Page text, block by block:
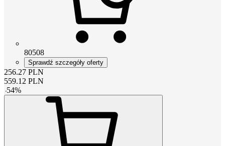
80508
Sprawdź szczegóły oferty
256.27 PLN
559.12 PLN
-54%